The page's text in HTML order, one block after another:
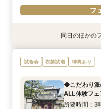
フ
特典あり
8/26(水)
【菊水楼
お料理堪能フ
9:00〜
14:00〜
8/26(水)
《★オンラ
方＆遠方の方
9:00〜
14:00〜
同日のほかの
試食会 衣装試着 特典あり
◆こだわり派
ALL体験フェ
所要時間：3